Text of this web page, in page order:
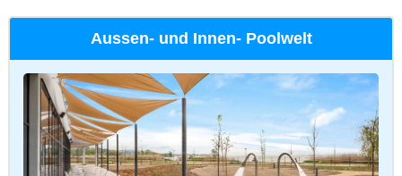
Aussen- und Innen- Poolwelt